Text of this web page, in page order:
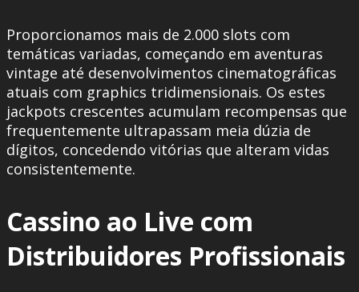
Proporcionamos mais de 2.000 slots com
temáticas variadas, começando em aventuras
vintage até desenvolvimentos cinematográficas
atuais com graphics tridimensionais. Os estes
jackpots crescentes acumulam recompensas que
frequentemente ultrapassam meia dúzia de
dígitos, concedendo vitórias que alteram vidas
consistentemente.
Cassino ao Live com
Distribuidores Profissionais